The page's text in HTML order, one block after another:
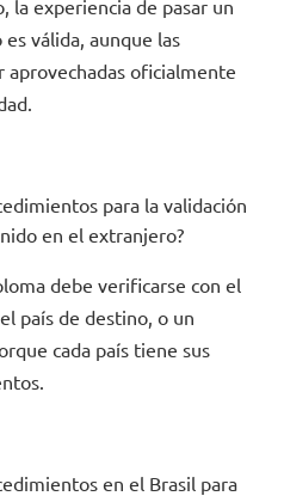
la experiencia de pasar un
válida, aunque las
aprovechadas oficialmente
para la validación
en el extranjero?
debe verificarse con el
país de destino, o un
cada país tiene sus
en el Brasil para